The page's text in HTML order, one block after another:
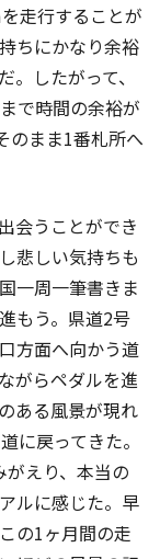
走行することが
ちにかなり余裕
したがって、
で時間の余裕が
のまま1番札所へ
会うことができ
悲しい気持ちも
一周一筆書きま
もう。県道2号
方面へ向かう道
がらペダルを進
ある風景が現れ
に戻ってきた。
えり、本当の
ルに感じた。早
の1ヶ月間の走